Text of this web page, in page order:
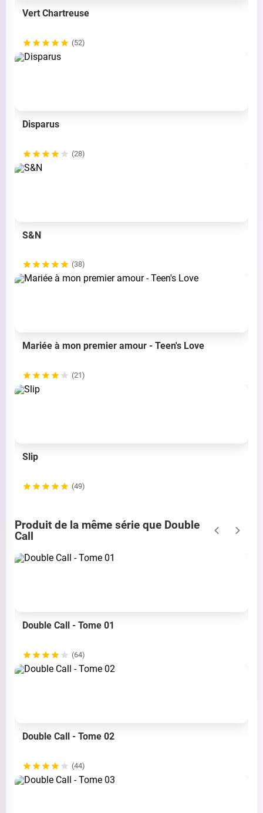
Vert Chartreuse
(52)
Disparus
(28)
S&N
(38)
Mariée à mon premier amour - Teen's Love
(21)
Slip
(49)
Produit de la même série que Double
Call
Double Call - Tome 01
(64)
Double Call - Tome 02
(44)